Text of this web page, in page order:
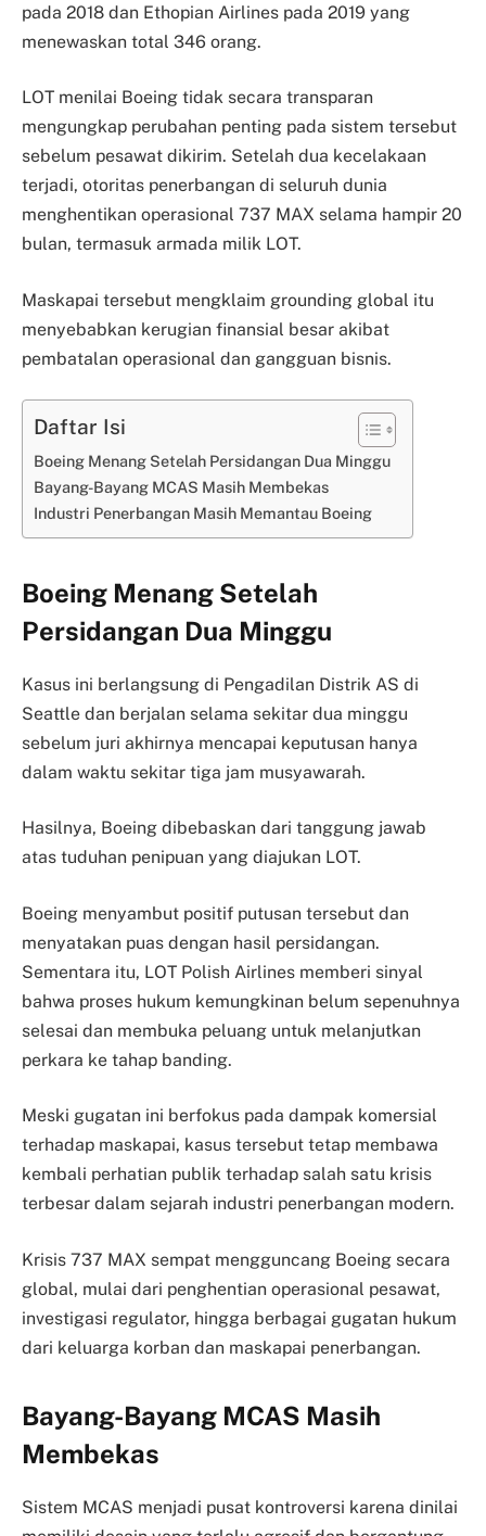
pada 2018 dan Ethopian Airlines pada 2019 yang
menewaskan total 346 orang.
LOT menilai Boeing tidak secara transparan
mengungkap perubahan penting pada sistem tersebut
sebelum pesawat dikirim. Setelah dua kecelakaan
terjadi, otoritas penerbangan di seluruh dunia
menghentikan operasional 737 MAX selama hampir 20
bulan, termasuk armada milik LOT.
Maskapai tersebut mengklaim grounding global itu
menyebabkan kerugian finansial besar akibat
pembatalan operasional dan gangguan bisnis.
Daftar Isi
Boeing Menang Setelah Persidangan Dua Minggu
Bayang-Bayang MCAS Masih Membekas
Industri Penerbangan Masih Memantau Boeing
Boeing Menang Setelah
Persidangan Dua Minggu
Kasus ini berlangsung di Pengadilan Distrik AS di
Seattle dan berjalan selama sekitar dua minggu
sebelum juri akhirnya mencapai keputusan hanya
dalam waktu sekitar tiga jam musyawarah.
Hasilnya, Boeing dibebaskan dari tanggung jawab
atas tuduhan penipuan yang diajukan LOT.
Boeing menyambut positif putusan tersebut dan
menyatakan puas dengan hasil persidangan.
Sementara itu, LOT Polish Airlines memberi sinyal
bahwa proses hukum kemungkinan belum sepenuhnya
selesai dan membuka peluang untuk melanjutkan
perkara ke tahap banding.
Meski gugatan ini berfokus pada dampak komersial
terhadap maskapai, kasus tersebut tetap membawa
kembali perhatian publik terhadap salah satu krisis
terbesar dalam sejarah industri penerbangan modern.
Krisis 737 MAX sempat mengguncang Boeing secara
global, mulai dari penghentian operasional pesawat,
investigasi regulator, hingga berbagai gugatan hukum
dari keluarga korban dan maskapai penerbangan.
Bayang-Bayang MCAS Masih
Membekas
Sistem MCAS menjadi pusat kontroversi karena dinilai